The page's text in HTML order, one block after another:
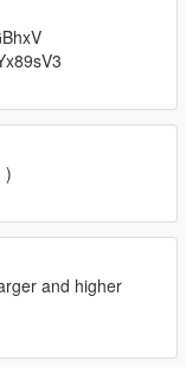
"edit"
in case
/ x64e.rpf /
)
and higher